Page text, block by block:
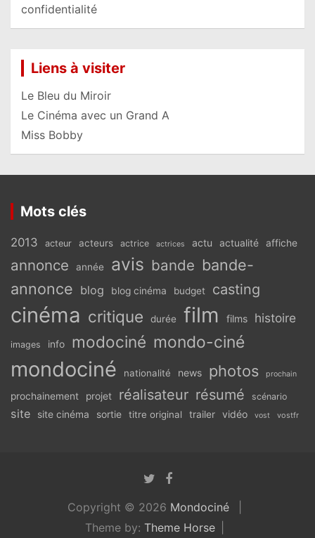
confidentialité
Liens à visiter
Le Bleu du Miroir
Le Cinéma avec un Grand A
Miss Bobby
Mots clés
2013 acteur acteurs actrice actrices actu actualité affiche
annonce année avis bande bande-
annonce blog blog cinéma budget casting
cinéma critique durée film films histoire
images info modociné mondo-ciné
mondociné nationalité news photos prochain
prochainement projet réalisateur résumé scénario
site site cinéma sortie titre original trailer vidéo vost vostfr
Copyright © 2026 Mondociné
Theme by: Theme Horse